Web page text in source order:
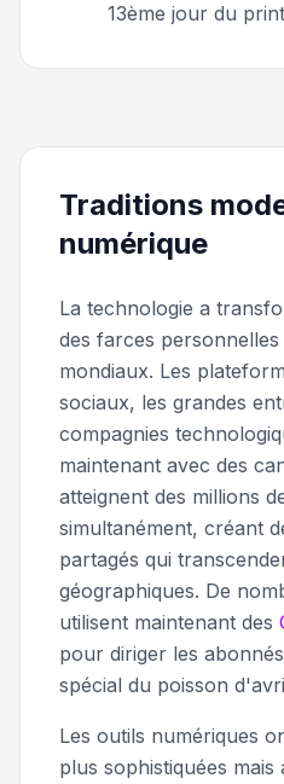
13ème jour du
Traditions
numérique
La technologie a
des farces
mondiaux. Les
sociaux, les grandes
compagnies
maintenant avec des
atteignent des millions
simultanément, créant
partagés qui
géographiques. De
utilisent maintenant des
pour diriger les
spécial du poisson
Les outils numériques
plus sophistiquées